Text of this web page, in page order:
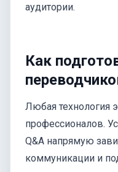
аудитории.
Как
Любая технология
профессионалов.
Q&A напрямую
коммуникации и